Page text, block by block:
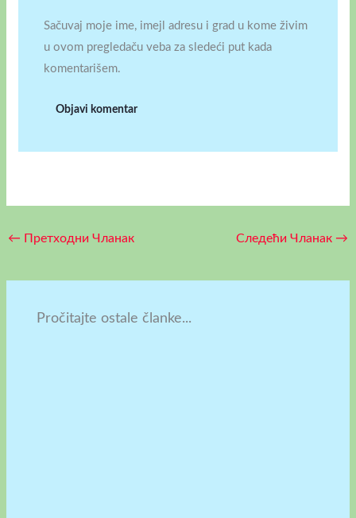
Sačuvaj moje ime, imejl adresu i grad u kome živim
u ovom pregledaču veba za sledeći put kada
komentarišem.
← Претходни Чланак Следећи Чланак →
Pročitajte ostale članke...